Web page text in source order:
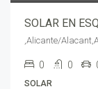
,Alicante/
0 0
SOLAR